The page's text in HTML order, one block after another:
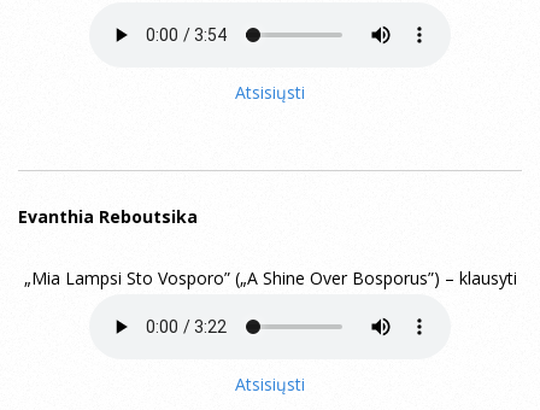
Atsisiųsti
Evanthia Reboutsika
„Mia Lampsi Sto Vosporo” („A Shine Over Bosporus”) – klausyti
Atsisiųsti